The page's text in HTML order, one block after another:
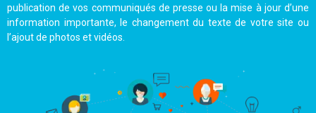
publication de vos communiqués de presse ou la mise à jour d’une
information importante, le changement du texte de votre site ou
l’ajout de photos et vidéos.